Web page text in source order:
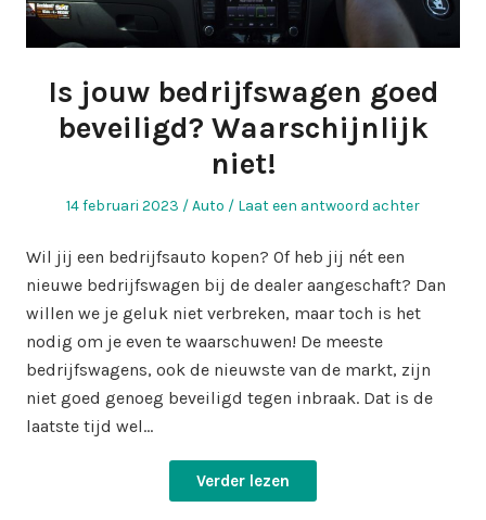
Is jouw bedrijfswagen goed
beveiligd? Waarschijnlijk
niet!
Geplaatst
14 februari 2023
Geplaatst
Auto Laat een antwoord achter
Wil jij een bedrijfsauto kopen? Of heb jij nét een
nieuwe bedrijfswagen bij de dealer aangeschaft? Dan
willen we je geluk niet verbreken, maar toch is het
nodig om je even te waarschuwen! De meeste
bedrijfswagens, ook de nieuwste van de markt, zijn
niet goed genoeg beveiligd tegen inbraak. Dat is de
laatste tijd wel…
Verder lezen